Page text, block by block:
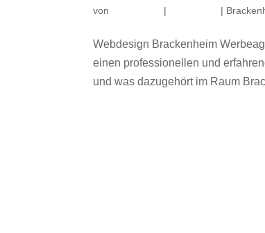
von | |
Webdesign Brackenheim
einen professionellen und
und was dazugehört im Raum